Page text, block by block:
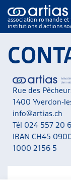
association romande et
institutions d’actions
NOS
ARTICLES
DOSSIERS DU
Rue des
1400 Yverdon-
info@artias.ch
Tél 024 557 20
IBAN CH45
1000 2156 5